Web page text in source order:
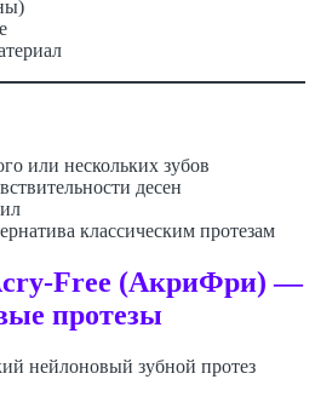
или нескольких зубов
десен
классическим протезам
Free (АкриФри) —
протезы
нейлоновый зубной протез